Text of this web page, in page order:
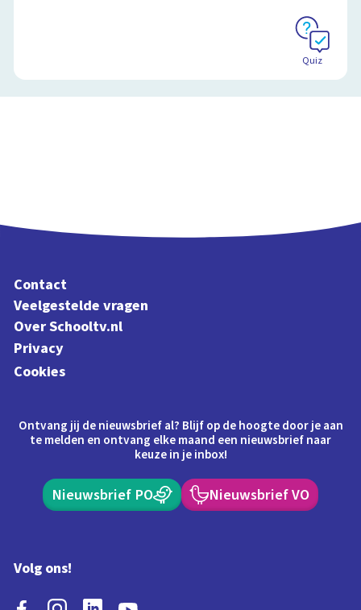
Quiz
Contact
Veelgestelde vragen
Over Schooltv.nl
Privacy
Cookies
Ontvang jij de nieuwsbrief al? Blijf op de hoogte door je aan
te melden en ontvang elke maand een nieuwsbrief naar
keuze in je inbox!
Nieuwsbrief PO Nieuwsbrief VO
Volg ons!